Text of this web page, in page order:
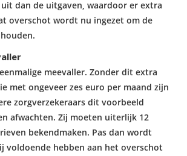
dan de uitgaven, waardoor er extra
overschot wordt nu ingezet om de
meevaller. Zonder dit extra
met ongeveer zes euro per maand zijn
zorgverzekeraars dit voorbeeld
afwachten. Zij moeten uiterlijk 12
bekendmaken. Pas dan wordt
voldoende hebben aan het overschot